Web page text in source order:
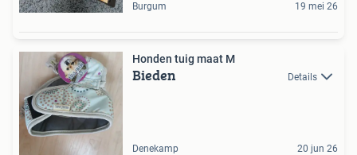
Burgum 19 mei 26
Honden tuig maat M
Bieden Details
Denekamp 20 jun 26